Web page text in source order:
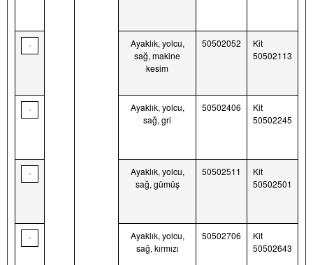
Ayaklık, yolcu,
sağ, makine
kesim
50502052
Kit
50502113
Ayaklık, yolcu,
sağ, gri
50502406
Kit
50502245
Ayaklık, yolcu,
sağ, gümüş
50502511
Kit
50502501
Ayaklık, yolcu,
sağ, kırmızı
50502706
Kit
50502643